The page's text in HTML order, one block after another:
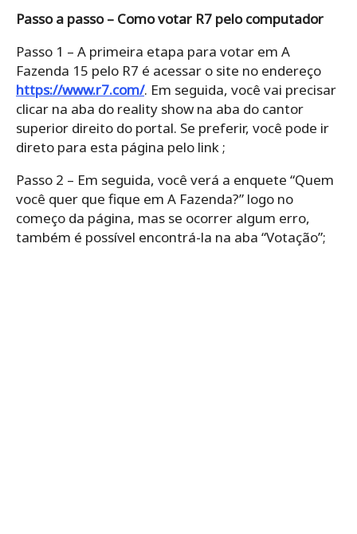
Passo a passo – Como votar R7 pelo computador
Passo 1 – A primeira etapa para votar em A
Fazenda 15 pelo R7 é acessar o site no endereço
https://www.r7.com/. Em seguida, você vai precisar
clicar na aba do reality show na aba do cantor
superior direito do portal. Se preferir, você pode ir
direto para esta página pelo link ;
Passo 2 – Em seguida, você verá a enquete “Quem
você quer que fique em A Fazenda?” logo no
começo da página, mas se ocorrer algum erro,
também é possível encontrá-la na aba “Votação”;